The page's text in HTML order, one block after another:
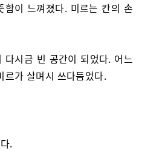
이 느껴졌다. 미르는 칸의 손
다시금 빈 공간이 되었다. 어느
르가 살며시 쓰다듬었다.
.